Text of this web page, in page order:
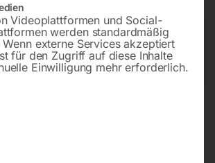
(Österreich):€40,00
Die Versandkosten gelten für Österreich.
abweichen.
Videoplattformen und Social-
werden standardmäßig
externe Services akzeptiert
für den Zugriff auf diese Inhalte
Einwilligung mehr erforderlich.